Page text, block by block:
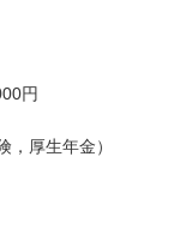
円
厚生年金）